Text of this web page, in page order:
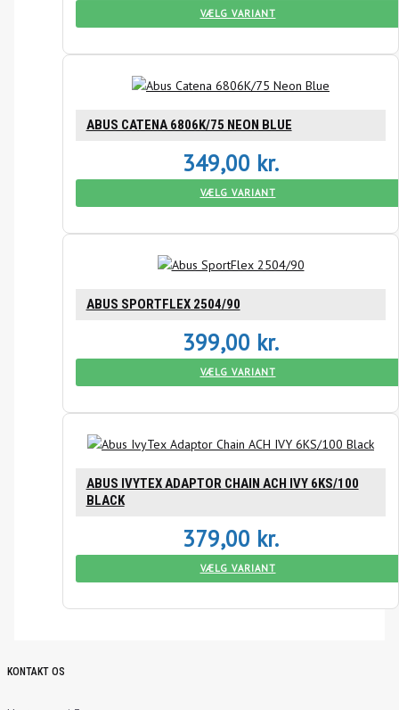
VÆLG VARIANT
ABUS CATENA 6806K/75 NEON BLUE
349,00 kr.
VÆLG VARIANT
ABUS SPORTFLEX 2504/90
399,00 kr.
VÆLG VARIANT
ABUS IVYTEX ADAPTOR CHAIN ACH IVY 6KS/100
BLACK
379,00 kr.
VÆLG VARIANT
KONTAKT OS